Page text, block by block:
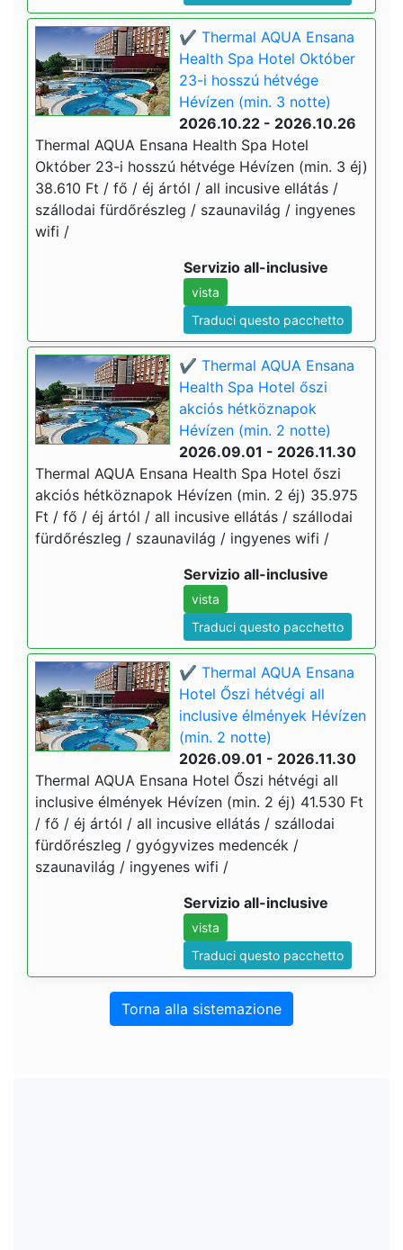
✔️ Thermal AQUA Ensana
Health Spa Hotel Október
23-i hosszú hétvége
Hévízen (min. 3 notte)
2026.10.22 - 2026.10.26
Thermal AQUA Ensana Health Spa Hotel
Október 23-i hosszú hétvége Hévízen (min. 3 éj)
38.610 Ft / fő / éj ártól / all incusive ellátás /
szállodai fürdőrészleg / szaunavilág / ingyenes
wifi /
Servizio all-inclusive
vista
Traduci questo pacchetto
✔️ Thermal AQUA Ensana
Health Spa Hotel őszi
akciós hétköznapok
Hévízen (min. 2 notte)
2026.09.01 - 2026.11.30
Thermal AQUA Ensana Health Spa Hotel őszi
akciós hétköznapok Hévízen (min. 2 éj) 35.975
Ft / fő / éj ártól / all incusive ellátás / szállodai
fürdőrészleg / szaunavilág / ingyenes wifi /
Servizio all-inclusive
vista
Traduci questo pacchetto
✔️ Thermal AQUA Ensana
Hotel Őszi hétvégi all
inclusive élmények Hévízen
(min. 2 notte)
2026.09.01 - 2026.11.30
Thermal AQUA Ensana Hotel Őszi hétvégi all
inclusive élmények Hévízen (min. 2 éj) 41.530 Ft
/ fő / éj ártól / all incusive ellátás / szállodai
fürdőrészleg / gyógyvizes medencék /
szaunavilág / ingyenes wifi /
Servizio all-inclusive
vista
Traduci questo pacchetto
Torna alla sistemazione